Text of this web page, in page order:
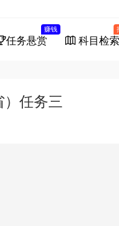
任务悬赏
赚钱
科目检索
）任务三